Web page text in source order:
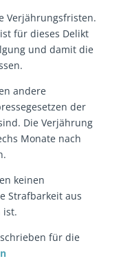
Verjährungsfristen.
für dieses Delikt
und damit die
andere
der
Die Verjährung
Monate nach
keinen
Strafbarkeit aus
ist.
für die